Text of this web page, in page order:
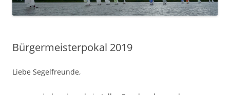
Bürgermeisterpokal 2019
Liebe Segelfreunde,